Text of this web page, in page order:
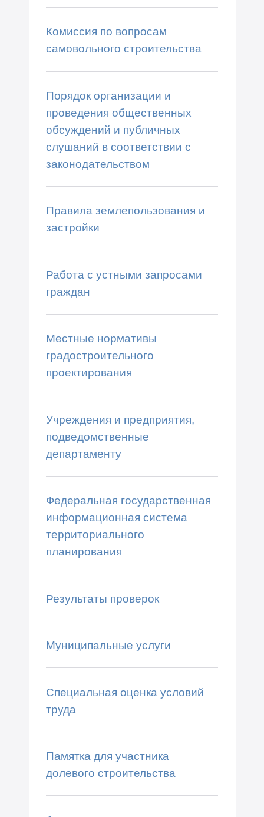
Комиссия по вопросам
самовольного строительства
Порядок организации и
проведения общественных
обсуждений и публичных
слушаний в соответствии с
законодательством
Правила землепользования и
застройки
Работа с устными запросами
граждан
Местные нормативы
градостроительного
проектирования
Учреждения и предприятия,
подведомственные
департаменту
Федеральная государственная
информационная система
территориального
планирования
Результаты проверок
Муниципальные услуги
Специальная оценка условий
труда
Памятка для участника
долевого строительства